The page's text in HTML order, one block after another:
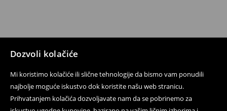
Dozvoli kolačiće
Mi koristimo kolačiće ili slične tehnologije da bismo vam ponudili
najbolje moguće iskustvo dok koristite našu web stranicu.
Prihvatanjem kolačića dozvoljavate nam da se pobrinemo za